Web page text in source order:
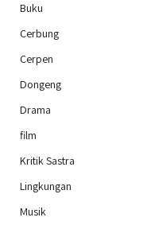
Buku
Cerbung
Cerpen
Dongeng
Drama
film
Kritik Sastra
Lingkungan
Musik